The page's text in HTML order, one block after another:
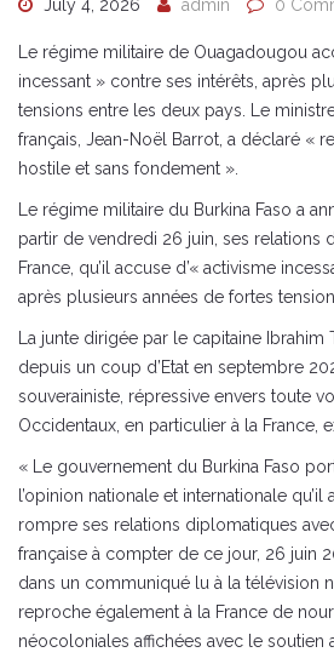
July 4, 2026 admin 0
Le régime militaire de Ouagadougou
incessant » contre ses intérêts, après
tensions entre les deux pays. Le
français, Jean-Noël Barrot, a déclaré «
hostile et sans fondement ».
Le régime militaire du Burkina Faso a
partir de vendredi 26 juin, ses relations
France, qu’il accuse d’« activisme
après plusieurs années de fortes
La junte dirigée par le capitaine Ibrahim
depuis un coup d’Etat en septembre
souverainiste, répressive envers toute
Occidentaux, en particulier à la France,
« Le gouvernement du Burkina Faso
l’opinion nationale et internationale
rompre ses relations diplomatiques
française à compter de ce jour, 26 juin
dans un communiqué lu à la télévision
reproche également à la France de
néocoloniales affichées avec le soutien